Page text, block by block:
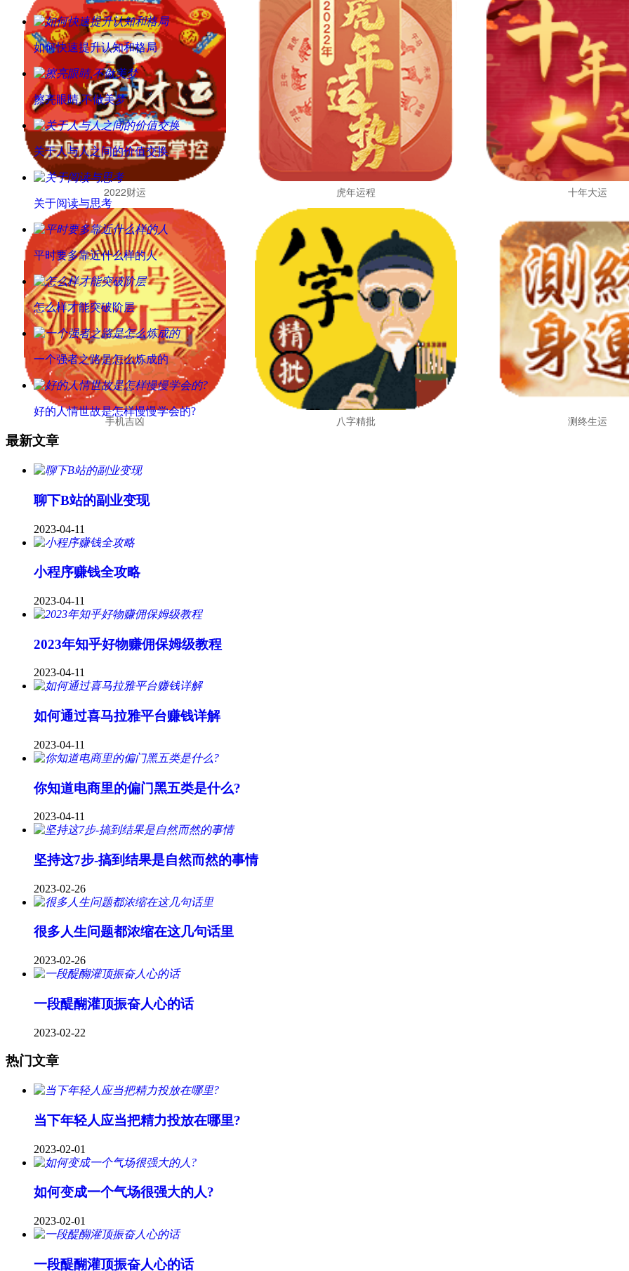
2022财运 虎年运程 十年大运
手机吉凶 八字精批 测终生运
如何快速提升认知和格局
擦亮眼睛,不做美梦
关于人与人之间的价值交换
关于阅读与思考
平时要多靠近什么样的人
怎么样才能突破阶层
一个强者之路是怎么炼成的
好的人情世故是怎样慢慢学会的?
最新文章
聊下B站的副业变现
2023-04-11
小程序赚钱全攻略
2023-04-11
2023年知乎好物赚佣保姆级教程
2023-04-11
如何通过喜马拉雅平台赚钱详解
2023-04-11
你知道电商里的偏门黑五类是什么?
2023-04-11
坚持这7步-搞到结果是自然而然的事情
2023-02-26
很多人生问题都浓缩在这几句话里
2023-02-26
一段醍醐灌顶振奋人心的话
2023-02-22
热门文章
当下年轻人应当把精力投放在哪里?
2023-02-01
如何变成一个气场很强大的人?
2023-02-01
一段醍醐灌顶振奋人心的话